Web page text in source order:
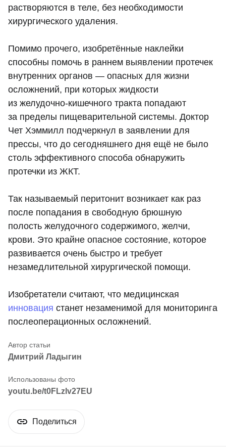
растворяются в теле, без необходимости
хирургического удаления.
Помимо прочего, изобретённые наклейки
способны помочь в раннем выявлении протечек
внутренних органов — опасных для жизни
осложнений, при которых жидкости
из желудочно-кишечного тракта попадают
за пределы пищеварительной системы. Доктор
Чет Хэммилл подчеркнул в заявлении для
прессы, что до сегодняшнего дня ещё не было
столь эффективного способа обнаружить
протечки из ЖКТ.
Так называемый перитонит возникает как раз
после попадания в свободную брюшную
полость желудочного содержимого, желчи,
крови. Это крайне опасное состояние, которое
развивается очень быстро и требует
незамедлительной хирургической помощи.
Изобретатели считают, что медицинская
инновация станет незаменимой для мониторинга
послеоперационных осложнений.
Дмитрий Ладыгин
youtu.be/t0FLzlv27EU
Поделиться